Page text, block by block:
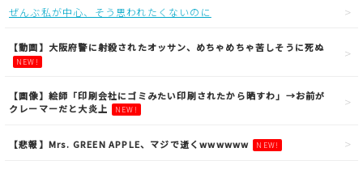
ぜんぶ私が中心、そう思われたくないのに
【動画】大阪府警に射殺されたオッサン、めちゃめちゃ苦しそうに死ぬ
NEW!
【画像】絵師「印刷会社にゴミみたい印刷されたから晒すわ」→お前が
クレーマーだと大炎上
NEW!
【悲報】Mrs. GREEN APPLE、マジで逝くwwwwww NEW!